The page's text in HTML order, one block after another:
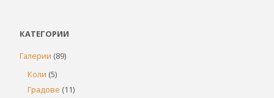
КАТЕГОРИИ
Галерии (89)
Коли (5)
Градове (11)